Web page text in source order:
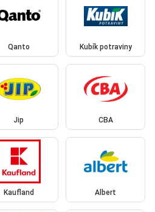
Qanto Kubík potraviny
Jip CBA
Kaufland Albert